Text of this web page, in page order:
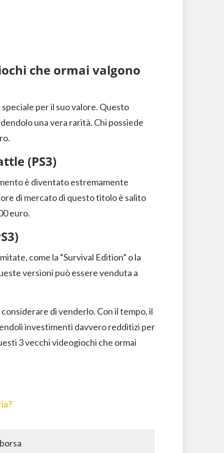
che ormai valgono
per il suo valore. Questo
una vera rarità. Chi possiede
(PS3)
è diventato estremamente
di mercato di questo titolo è salito
euro.
come la “Survival Edition” o la
versioni può essere venduta a
di venderlo. Con il tempo, il
investimenti davvero redditizi per
3 vecchi videogiochi che ormai